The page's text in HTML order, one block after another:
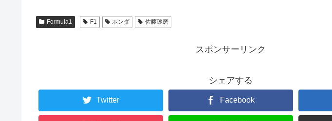
Formula1 F1 ホンダ 佐藤琢磨
スポンサーリンク
シェアする
Twitter Facebook